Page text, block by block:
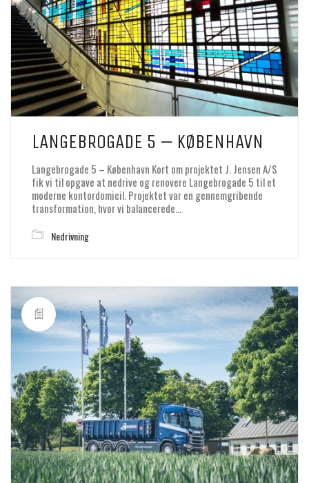
LANGEBROGADE 5 – KØBENHAVN
Langebrogade 5 – København Kort om projektet J. Jensen A/S
fik vi til opgave at nedrive og renovere Langebrogade 5 til et
moderne kontordomicil. Projektet var en gennemgribende
transformation, hvor vi balancerede…
Nedrivning